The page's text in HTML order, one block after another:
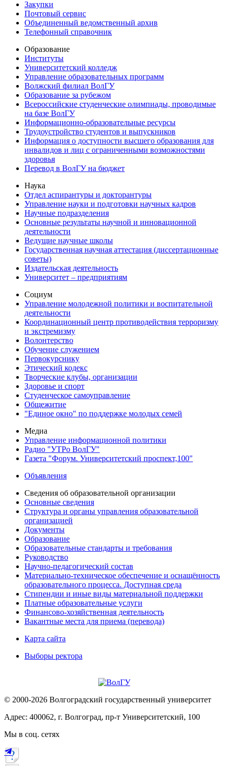
Закупки
Почтовый сервис
Объединенный ведомственный архив
Телефонный справочник
Образование
Институты
Университетский колледж
Управление образовательных программ
Волжский филиал ВолГУ
Образование за рубежом
Всероссийские студенческие олимпиады, проводимые
на базе ВолГУ
Информационно-образовательные ресурсы
Трудоустройство студентов и выпускников
Информация о доступности высшего образования для
инвалидов и лиц с ограниченными возможностями
здоровья
Перевод в ВолГУ на бюджет
Наука
Отдел аспирантуры и докторантуры
Управление науки и подготовки научных кадров
Научные подразделения
Основные результаты научной и инновационной
деятельности
Ведущие научные школы
Государственная научная аттестация (диссертационные
советы)
Издательская деятельность
Университет – предприятиям
Социум
Управление молодежной политики и воспитательной
деятельности
Координационный центр противодействия терроризму
и экстремизму
Волонтерство
Обучение служением
Первокурснику
Этический кодекс
Творческие клубы, организации
Здоровье и спорт
Студенческое самоуправление
Общежитие
"Единое окно" по поддержке молодых семей
Медиа
Управление информационной политики
Радио "УТРо ВолГУ"
Газета "Форум. Университетский проспект,100"
Объявления
Сведения об образовательной организации
Основные сведения
Структура и органы управления образовательной
организацией
Документы
Образование
Образовательные стандарты и требования
Руководство
Научно-педагогический состав
Материально-техническое обеспечение и оснащённость
образовательного процесса. Доступная среда
Стипендии и иные виды материальной поддержки
Платные образовательные услуги
Финансово-хозяйственная деятельность
Вакантные места для приема (перевода)
Карта сайта
Выборы ректора
© 2000-2026 Волгоградский государственный университет
Адрес: 400062, г. Волгоград, пр-т Университетский, 100
Мы в соц. сетях